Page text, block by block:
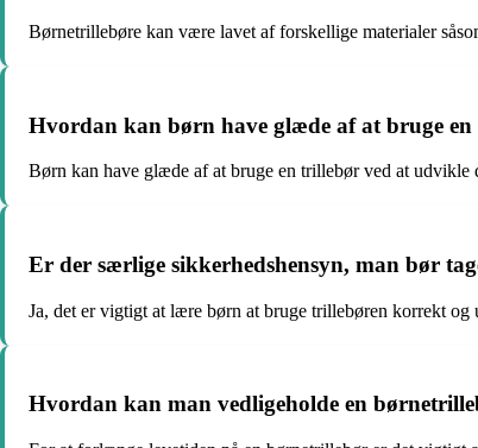
Børnetrillebøre kan være lavet af forskellige materialer
Hvordan kan børn have glæde af at bruge
Børn kan have glæde af at bruge en trillebør ved at udvikle
Er der særlige sikkerhedshensyn, man bør
Ja, det er vigtigt at lære børn at bruge trillebøren korrekt og
Hvordan kan man vedligeholde en